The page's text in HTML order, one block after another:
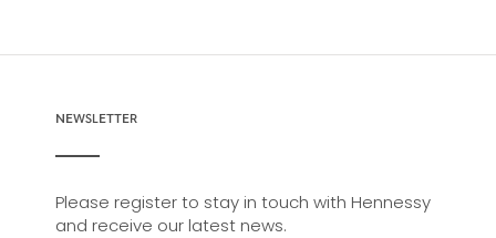
NEWSLETTER
Please register to stay in touch with Hennessy
and receive our latest news.